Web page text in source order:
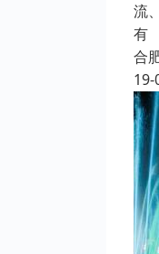
流
有
合
19-